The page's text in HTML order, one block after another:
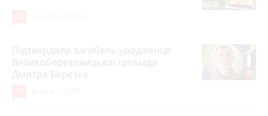
Підтвердили загибель уродженця
Великоберезовицької громади
Дмитра Березка